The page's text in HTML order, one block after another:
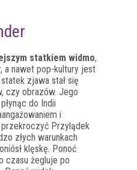
statkiem widmo,
a nawet pop-kultury jest
zjawa stał się
czy obrazów. Jego
do Indii
i
Przylądek
złych warunkach
klęskę. Ponoć
czasu żegluje po